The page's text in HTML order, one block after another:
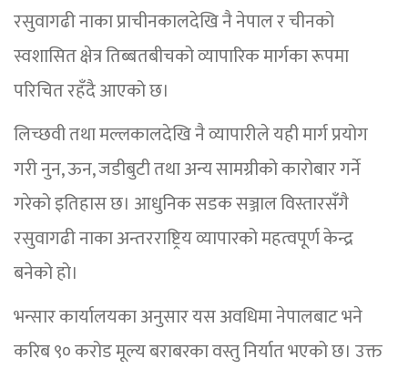
रसुवागढी नाका प्राचीनकालदेखि नै नेपाल र चीनको
स्वशासित क्षेत्र तिब्बतबीचको व्यापारिक मार्गका रूपमा
परिचित रहँदै आएको छ।
लिच्छवी तथा मल्लकालदेखि नै व्यापारीले यही मार्ग प्रयोग
गरी नुन, ऊन, जडीबुटी तथा अन्य सामग्रीको कारोबार गर्ने
गरेको इतिहास छ। आधुनिक सडक सञ्जाल विस्तारसँगै
रसुवागढी नाका अन्तरराष्ट्रिय व्यापारको महत्वपूर्ण केन्द्र
बनेको हो।
भन्सार कार्यालयका अनुसार यस अवधिमा नेपालबाट भने
करिब ९० करोड मूल्य बराबरका वस्तु निर्यात भएको छ। उक्त